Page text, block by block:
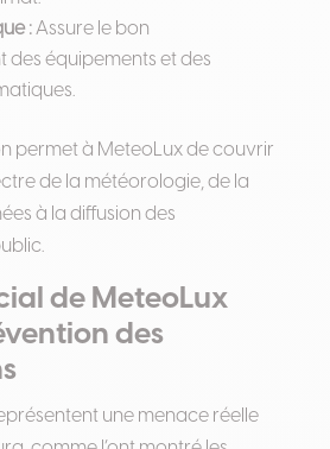
:Assure le bon
des équipements et des
permet à MeteoLux de couvrir
de la météorologie, de la
à la diffusion des
de MeteoLux
des
une menace réelle